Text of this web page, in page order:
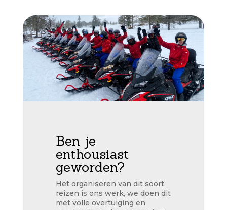
Ben je
enthousiast
geworden?
Het organiseren van dit soort
reizen is ons werk, we doen dit
met volle overtuiging en